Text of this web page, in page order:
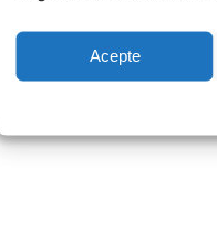
Acepte